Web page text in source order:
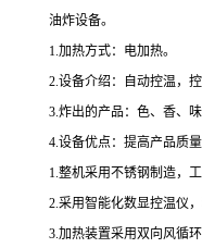
油炸设备。
1.加热方式：电加热。
2.设备介绍：自动控温，
3.炸出的产品：色、香、
4.设备优点：提高产品质量
1.整机采用不锈钢制造，
2.采用智能化数显控温仪
3.加热装置采用双向风循